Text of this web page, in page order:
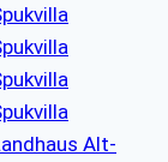
Alt-